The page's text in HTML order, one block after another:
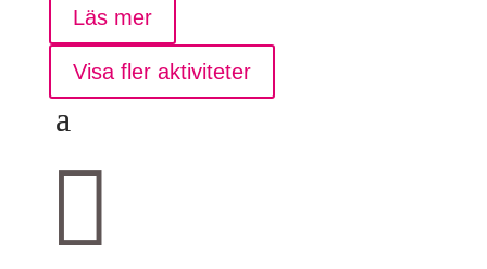
Läs mer
Visa fler aktiviteter
